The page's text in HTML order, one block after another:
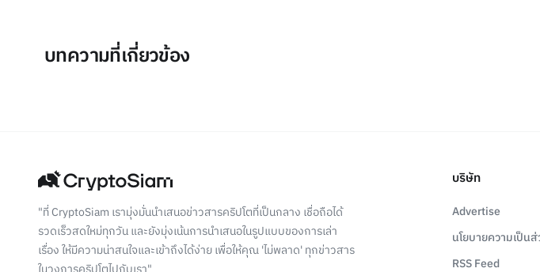
บทความที่เกี่ยวข้อง
"ที่ CryptoSiam เรามุ่งมั่นนำเสนอข่าวสารคริปโตที่เป็นกลาง เชื่อถือได้
รวดเร็วสดใหม่ทุกวัน และยังมุ่งเน้นการนำเสนอในรูปแบบของการเล่า
เรื่อง ให้มีความน่าสนใจและเข้าถึงได้ง่าย เพื่อให้คุณ 'ไม่พลาด' ทุกข่าวสาร
บริษัท
Advertise
นโยบายความเป็น
RSS Feed